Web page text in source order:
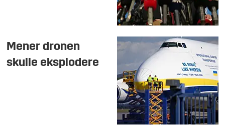
Mener dronen
skulle eksplodere